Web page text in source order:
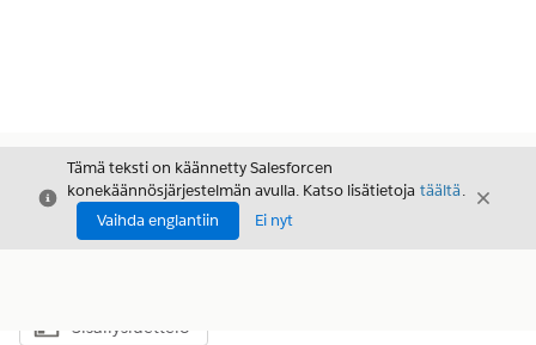
Sulje
Tämä teksti on käännetty Salesforcen
konekäännösjärjestelmän avulla. Katso lisätietoja täältä.
Vaihda englantiin
Ei nyt
Sulje
Näytä sisällysluettelo
Sisällysluettelo